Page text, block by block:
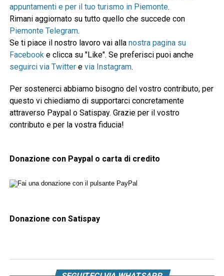
appuntamenti e per il tuo turismo in Piemonte.
Rimani aggiornato su tutto quello che succede con
Piemonte Telegram.
Se ti piace il nostro lavoro vai alla nostra pagina su
Facebooke clicca su "Like". Se preferisci puoi anche
seguirci via Twittere via Instagram.
Per sostenerci abbiamo bisogno del vostro contributo, per
questo vi chiediamo di supportarci concretamente
attraverso Paypal o Satispay. Grazie per il vostro
contributo e per la vostra fiducia!
Donazione con Paypal o carta di credito
Donazione con Satispay